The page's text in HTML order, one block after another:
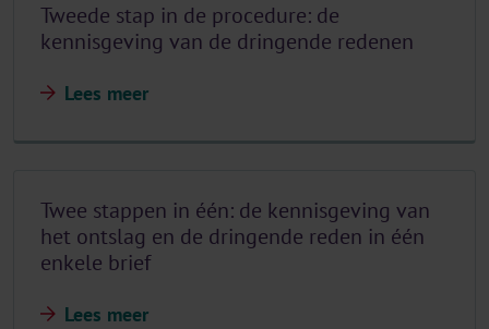
Tweede stap in de procedure: de
kennisgeving van de dringende redenen
Lees meer
Twee stappen in één: de kennisgeving van
het ontslag en de dringende reden in één
enkele brief
Lees meer